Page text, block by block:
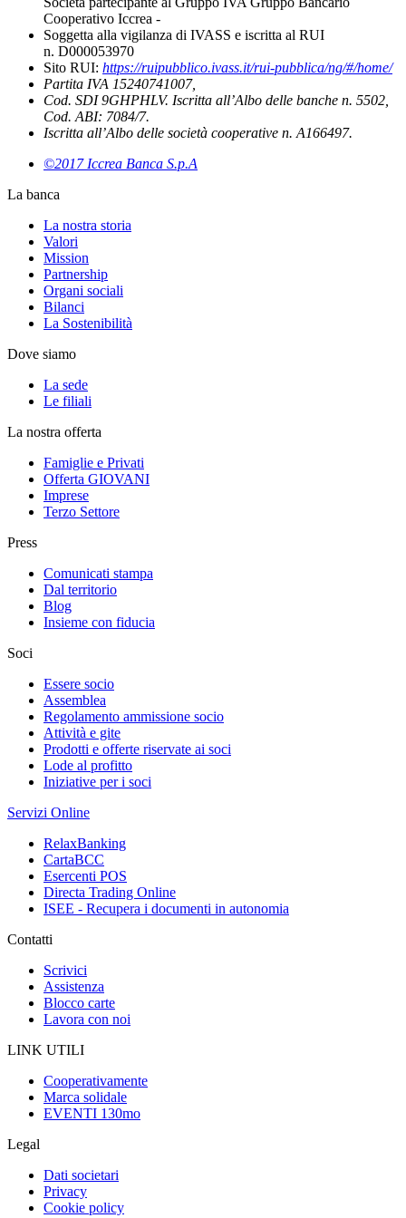
Cooperativo Iccrea -
Soggetta alla vigilanza di IVASS e iscritta al RUI
n. D000053970
Sito RUI: https://ruipubblico.ivass.it/rui-pubblica/ng/#/home/
Partita IVA 15240741007,
Cod. SDI 9GHPHLV. Iscritta all’Albo delle banche n. 5502,
Cod. ABI: 7084/7.
Iscritta all’Albo delle società cooperative n. A166497.
©2017 Iccrea Banca S.p.A
La banca
La nostra storia
Valori
Mission
Partnership
Organi sociali
Bilanci
La Sostenibilità
Dove siamo
La sede
Le filiali
La nostra offerta
Famiglie e Privati
Offerta GIOVANI
Imprese
Terzo Settore
Press
Comunicati stampa
Dal territorio
Blog
Insieme con fiducia
Soci
Essere socio
Assemblea
Regolamento ammissione socio
Attività e gite
Prodotti e offerte riservate ai soci
Lode al profitto
Iniziative per i soci
Servizi Online
RelaxBanking
CartaBCC
Esercenti POS
Directa Trading Online
ISEE - Recupera i documenti in autonomia
Contatti
Scrivici
Assistenza
Blocco carte
Lavora con noi
LINK UTILI
Cooperativamente
Marca solidale
EVENTI 130mo
Legal
Dati societari
Privacy
Cookie policy